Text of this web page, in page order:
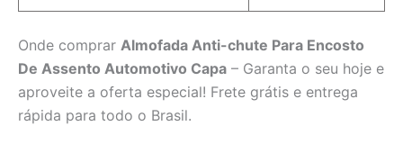
Onde comprar Almofada Anti-chute Para Encosto
De Assento Automotivo Capa – Garanta o seu hoje e
aproveite a oferta especial! Frete grátis e entrega
rápida para todo o Brasil.